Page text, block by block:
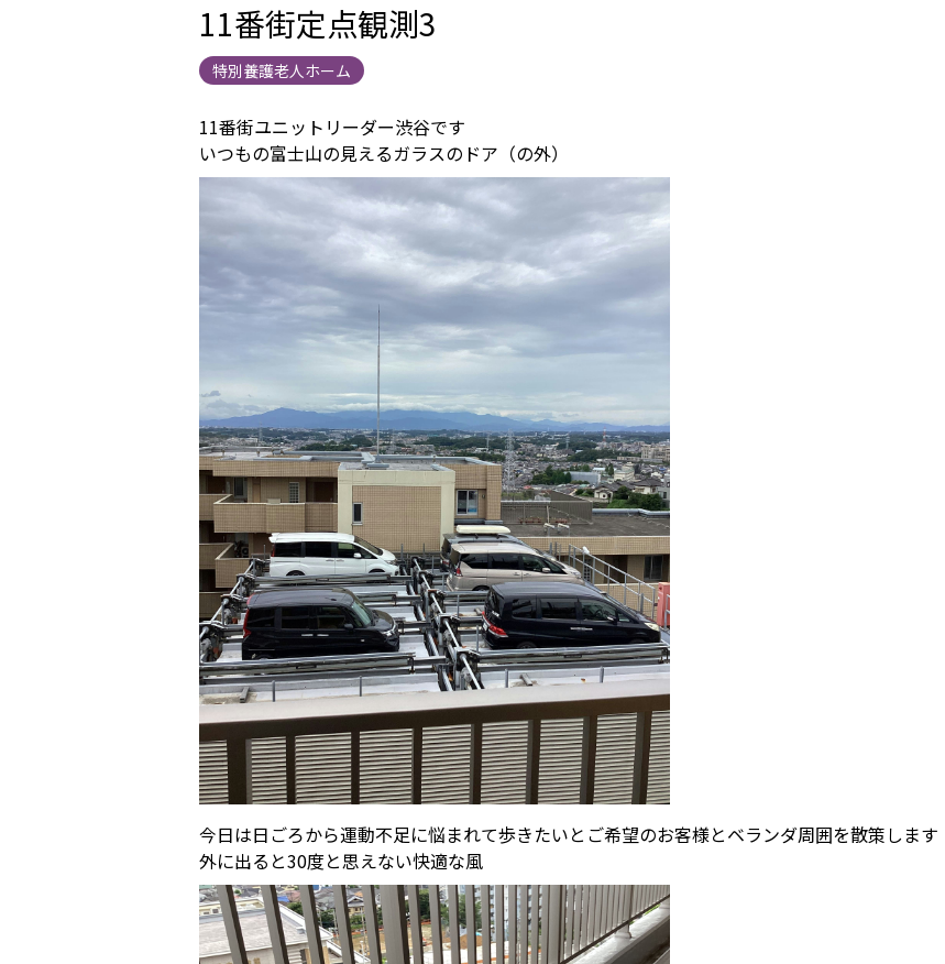
11番街定点観測3
特別養護老人ホーム
11番街ユニットリーダー渋谷です
いつもの富士山の見えるガラスのドア（の外）
今日は日ごろから運動不足に悩まれて歩きたいとご希望のお客様とベランダ周囲を散策します
外に出ると30度と思えない快適な風